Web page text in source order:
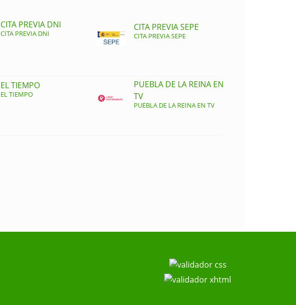
CITA PREVIA DNI
CITA PREVIA DNI
CITA PREVIA SEPE
CITA PREVIA SEPE
EL TIEMPO
EL TIEMPO
PUEBLA DE LA REINA EN
TV
PUEBLA DE LA REINA EN TV